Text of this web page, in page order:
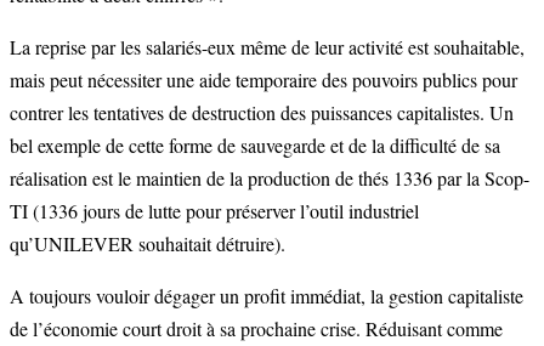
La reprise par les salariés-eux même de leur activité est souhaitable,
mais peut nécessiter une aide temporaire des pouvoirs publics pour
contrer les tentatives de destruction des puissances capitalistes. Un
bel exemple de cette forme de sauvegarde et de la difficulté de sa
réalisation est le maintien de la production de thés 1336 par la Scop-
TI (1336 jours de lutte pour préserver l’outil industriel
qu’UNILEVER souhaitait détruire).
A toujours vouloir dégager un profit immédiat, la gestion capitaliste
de l’économie court droit à sa prochaine crise. Réduisant comme